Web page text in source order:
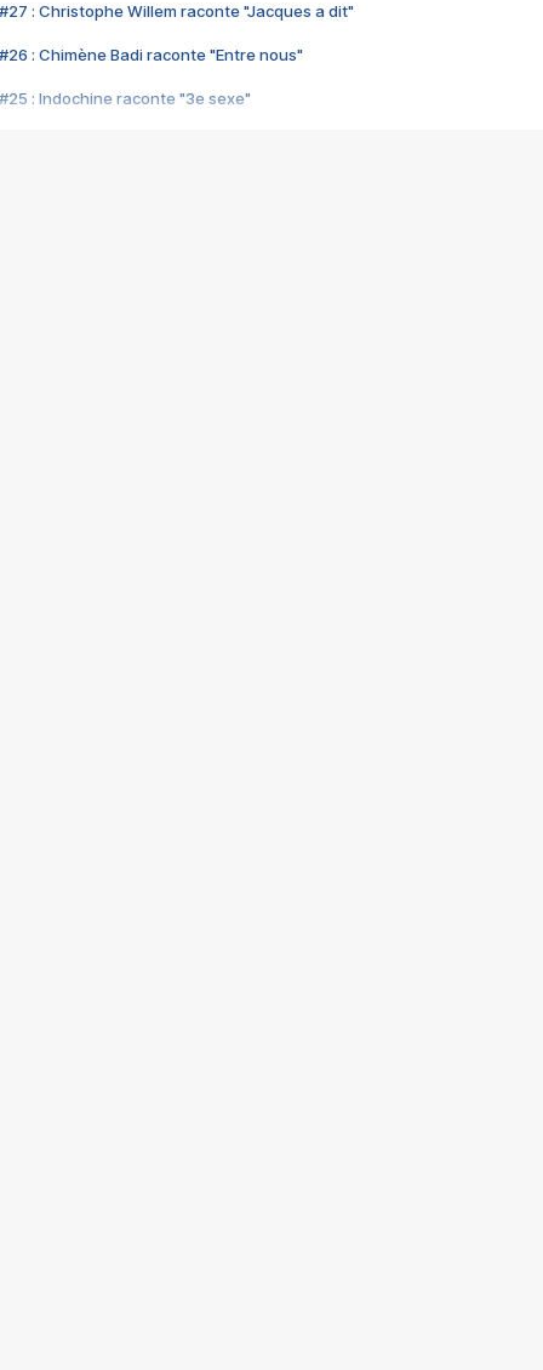
#27 : Christophe Willem raconte "Jacques a dit"
#26 : Chimène Badi raconte "Entre nous"
#25 : Indochine raconte "3e sexe"